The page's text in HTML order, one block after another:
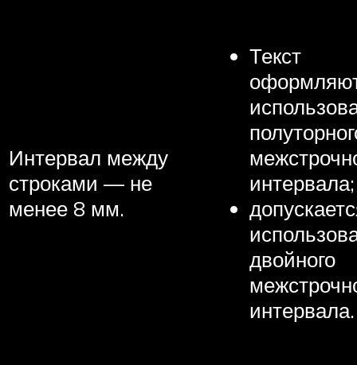
Интервал между
строками — не
менее 8 мм.
Текст
интервала;
двойного
интервала.